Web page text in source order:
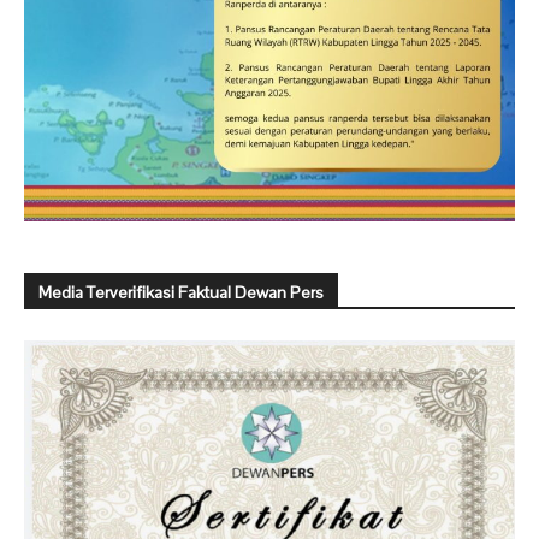
Media Terverifikasi Faktual Dewan Pers